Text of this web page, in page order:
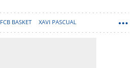
FCB BASKET XAVI PASCUAL